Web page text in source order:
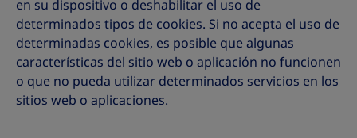
en su dispositivo o deshabilitar el uso de
determinados tipos de cookies. Si no acepta el uso de
determinadas cookies, es posible que algunas
características del sitio web o aplicación no funcionen
o que no pueda utilizar determinados servicios en los
sitios web o aplicaciones.